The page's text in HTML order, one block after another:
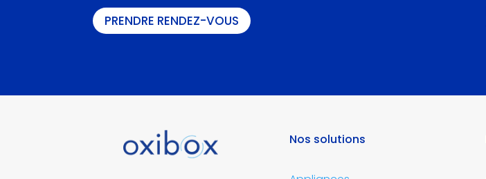
PRENDRE RENDEZ-VOUS
Nos solutions